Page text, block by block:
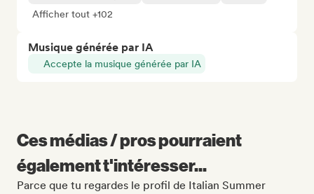
Afficher tout +102
Musique générée par IA
Accepte la musique générée par IA
Ces médias / pros pourraient
également t'intéresser...
Parce que tu regardes le profil de Italian Summer